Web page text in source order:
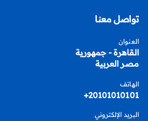
تواصل معنا
العنوان
القاهرة - جمهورية
مصر العربية
الهاتف
20101010101+
البريد الإلكتروني